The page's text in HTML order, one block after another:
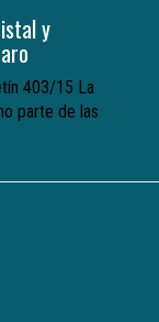
y
403/15 La
parte de las